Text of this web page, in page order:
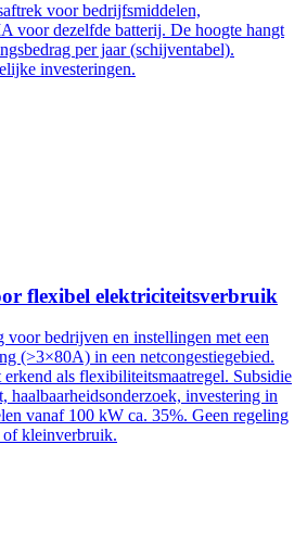
voor bedrijfsmiddelen,
voor dezelfde batterij. De hoogte hangt
per jaar (schijventabel).
investeringen.
flexibel elektriciteitsverbruik
bedrijven en instellingen met een
(>3×80A) in een netcongestiegebied.
als flexibiliteitsmaatregel. Subsidie
haalbaarheidsonderzoek, investering in
vanaf 100 kW ca. 35%. Geen regeling
of kleinverbruik.